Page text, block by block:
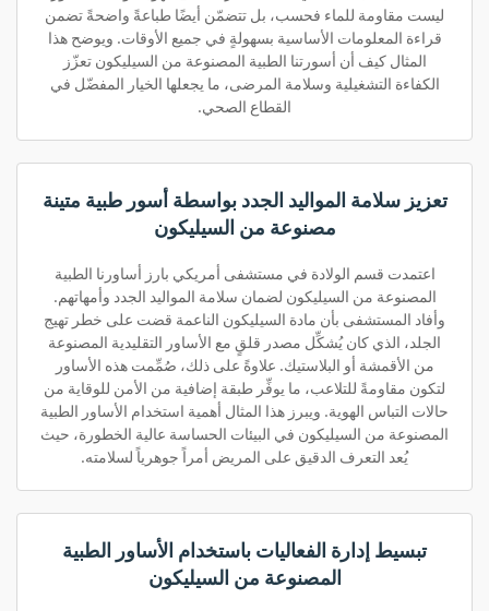
ليست مقاومة للماء فحسب، بل تتضمّن أيضًا طباعةً واضحةً تضمن
قراءة المعلومات الأساسية بسهولةٍ في جميع الأوقات. ويوضح هذا
المثال كيف أن أسورتنا الطبية المصنوعة من السيليكون تعزّز
الكفاءة التشغيلية وسلامة المرضى، ما يجعلها الخيار المفضّل في
القطاع الصحي.
تعزيز سلامة المواليد الجدد بواسطة أسور طبية متينة
مصنوعة من السيليكون
اعتمدت قسم الولادة في مستشفى أمريكي بارز أساورنا الطبية
المصنوعة من السيليكون لضمان سلامة المواليد الجدد وأمهاتهم.
وأفاد المستشفى بأن مادة السيليكون الناعمة قضت على خطر تهيج
الجلد، الذي كان يُشكِّل مصدر قلقٍ مع الأساور التقليدية المصنوعة
من الأقمشة أو البلاستيك. علاوةً على ذلك، صُمِّمت هذه الأساور
لتكون مقاومةً للتلاعب، ما يوفِّر طبقة إضافية من الأمن للوقاية من
حالات التباس الهوية. ويبرز هذا المثال أهمية استخدام الأساور الطبية
المصنوعة من السيليكون في البيئات الحساسة عالية الخطورة، حيث
يُعد التعرف الدقيق على المريض أمراً جوهرياً لسلامته.
تبسيط إدارة الفعاليات باستخدام الأساور الطبية
المصنوعة من السيليكون